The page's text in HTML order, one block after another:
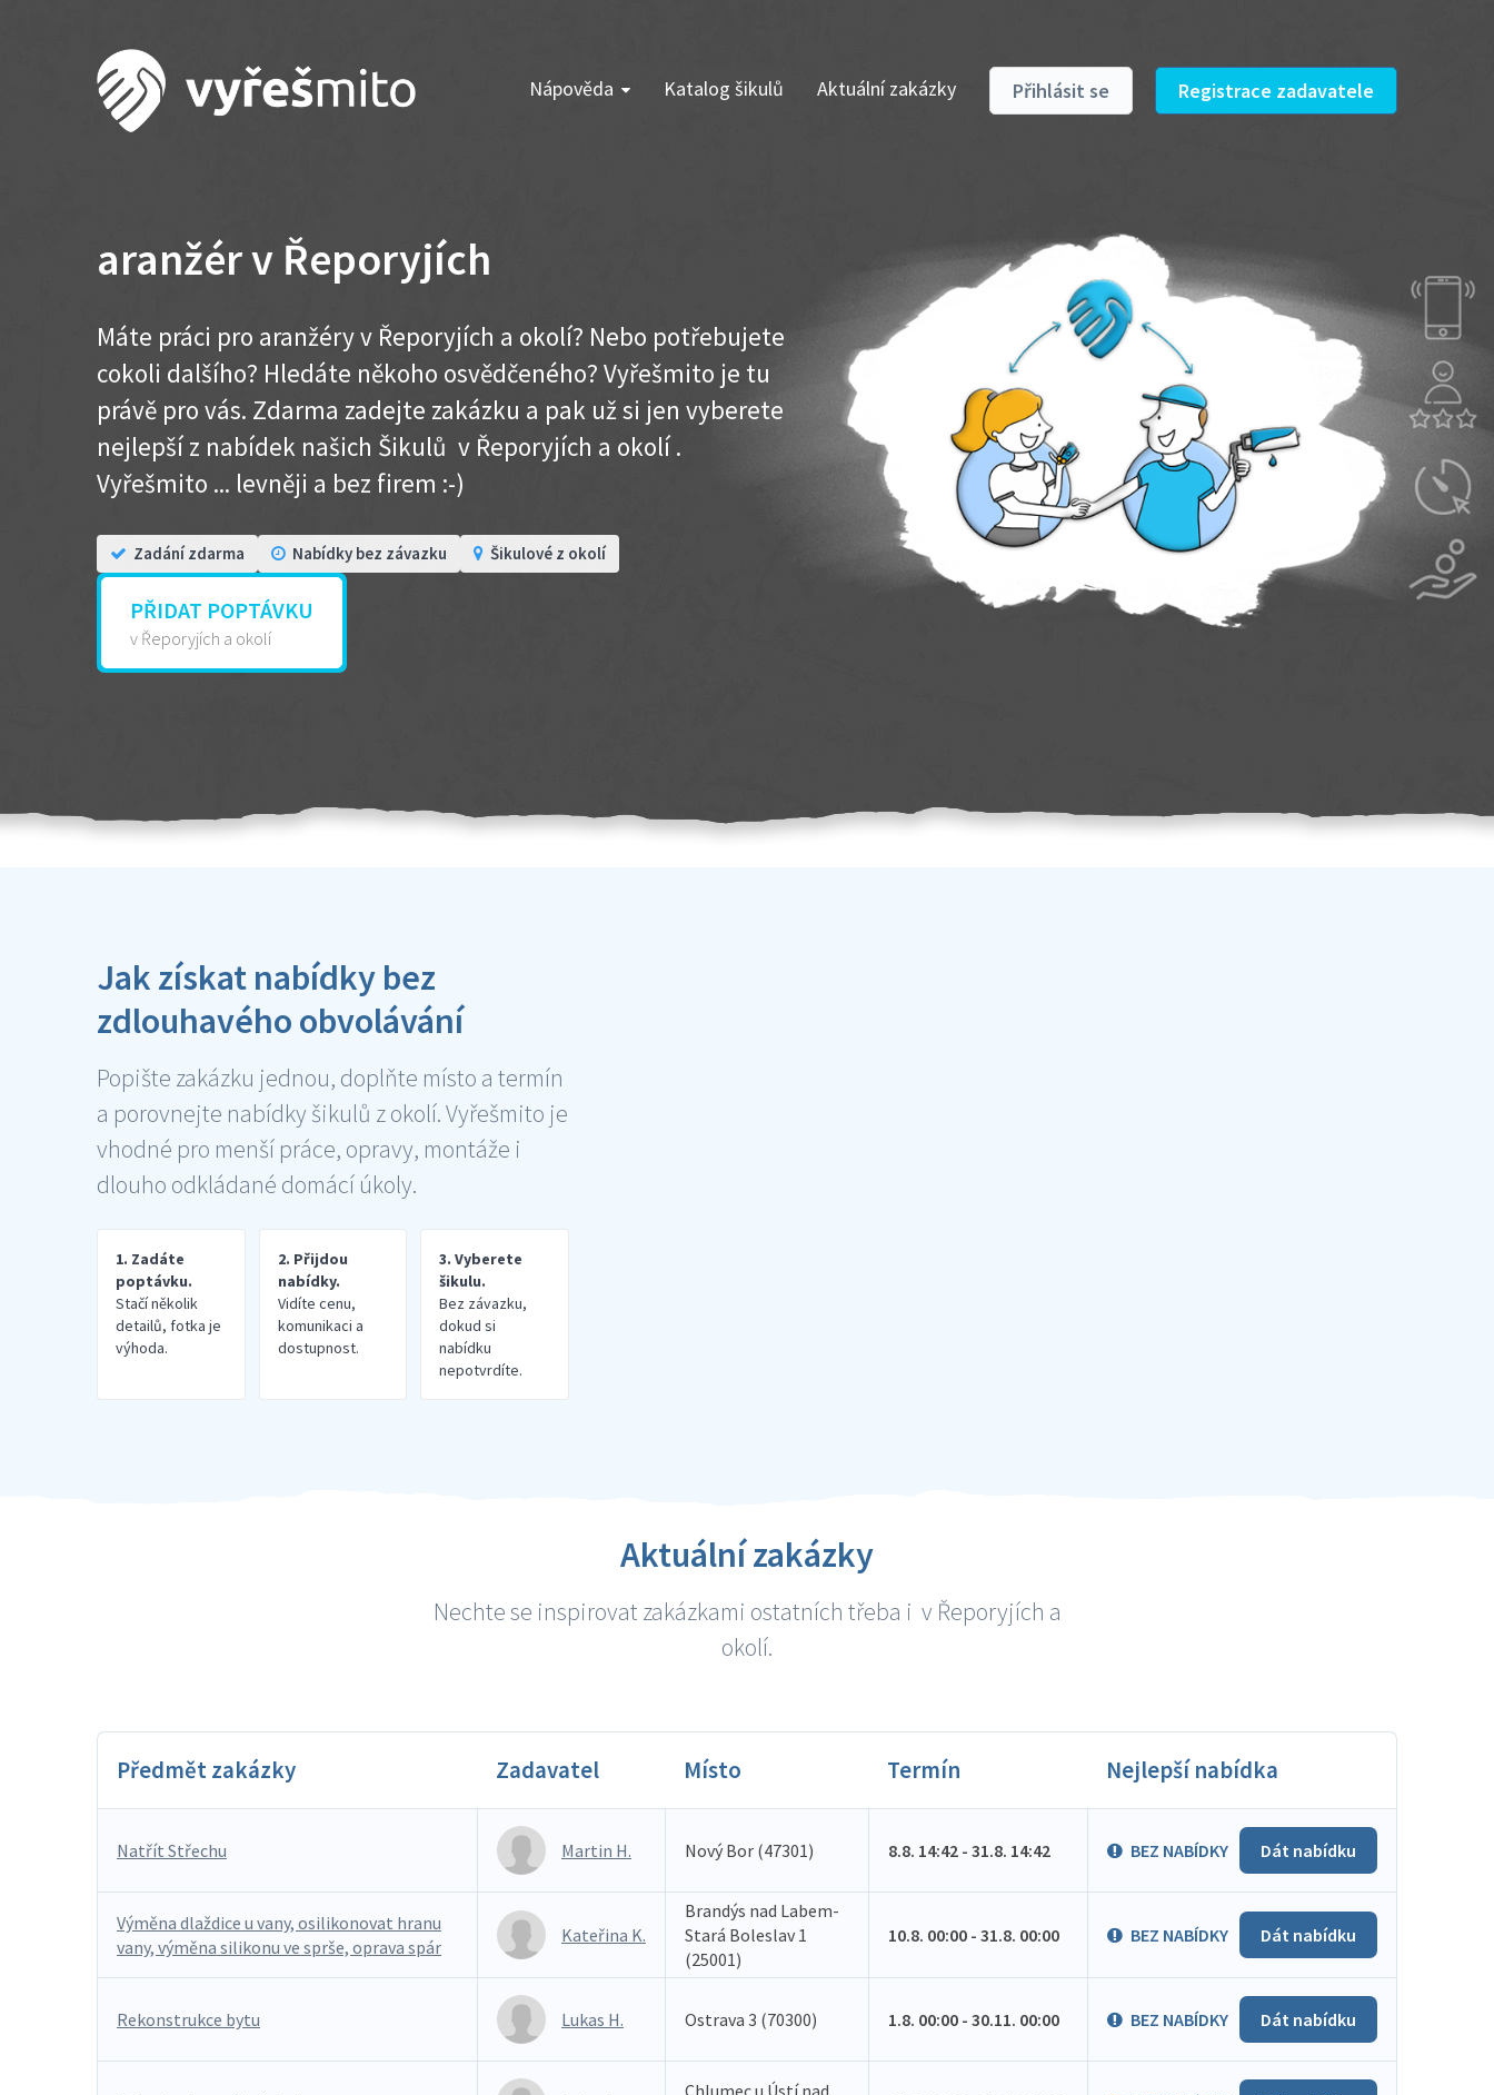
Nápověda Katalog šikulů Aktuální zakázky Přihlásit se Registrace zadavatele
aranžér v Řeporyjích
Máte práci pro aranžéry v Řeporyjích a okolí? Nebo potřebujete
cokoli dalšího? Hledáte někoho osvědčeného? Vyřešmito je tu
právě pro vás. Zdarma zadejte zakázku a pak už si jen vyberete
nejlepší z nabídek našich Šikulů v Řeporyjích a okolí .
Vyřešmito ... levněji a bez firem :-)
Zadání zdarma Nabídky bez závazku Šikulové z okolí
PŘIDAT POPTÁVKU
v Řeporyjích a okolí
Jak získat nabídky bez
zdlouhavého obvolávání
Popište zakázku jednou, doplňte místo a termín
a porovnejte nabídky šikulů z okolí. Vyřešmito je
vhodné pro menší práce, opravy, montáže i
dlouho odkládané domácí úkoly.
1. Zadáte
poptávku.
Stačí několik
detailů, fotka je
výhoda.
2. Přijdou
nabídky.
Vidíte cenu,
komunikaci a
dostupnost.
3. Vyberete
šikulu.
Bez závazku,
dokud si
nabídku
nepotvrdíte.
Aktuální zakázky
Nechte se inspirovat zakázkami ostatních třeba i v Řeporyjích a
okolí.
Předmět zakázky Zadavatel Místo Termín Nejlepší nabídka
Natřít Střechu Martin H. Nový Bor (47301) 8.8. 14:42 - 31.8. 14:42 BEZ NABÍDKY Dát nabídku
Výměna dlaždice u vany, osilikonovat hranu
vany, výměna silikonu ve sprše, oprava spár
Kateřina K.
Brandýs nad Labem-
Stará Boleslav 1
(25001)
10.8. 00:00 - 31.8. 00:00 BEZ NABÍDKY Dát nabídku
Rekonstrukce bytu Lukas H. Ostrava 3 (70300) 1.8. 00:00 - 30.11. 00:00 BEZ NABÍDKY Dát nabídku
Chlumec u Ústí nad